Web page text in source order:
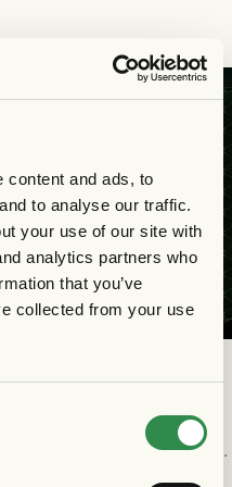
content and ads, to
to analyse our traffic.
your use of our site with
analytics partners who
that you’ve
collected from your use
tilläts ha mer av
& Lasse Ekström
23/7
hemma mot FC
avspark kl 19.00! Fredrik
ut följande trupp till